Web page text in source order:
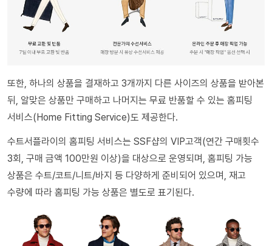
또한, 하나의 상품을 결재하고 3개까지 다른 사이즈의 상품을 받아본
뒤, 알맞은 상품만 구매하고 나머지는 무료 반품할 수 있는 홈피팅
서비스(Home Fitting Service)도 제공한다.
수트서플라이의 홈피팅 서비스는 SSF샵의 VIP고객(연간 구매횟수
3회, 구매 금액 100만원 이상)을 대상으로 운영되며, 홈피팅 가능
상품은 수트/코트/니트/바지 등 다양하게 준비되어 있으며, 재고
수량에 따라 홈피팅 가능 상품은 별도로 표기된다.